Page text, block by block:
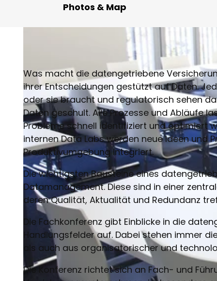
Photos & Map
Was macht die datengetriebene
ihrer Entscheidungen gestützt auf Daten.
oder sie braucht und regulatorisch sehen
Daten geschult. Alle Prozesse und Abläufe
Probleme schnell identifiziert und optimiert
internen Data Labs werden neue Ideen und
Produktivumgebung integriert.
Die wichtigsten Bausteine eines
Datamanagement. Diese sind in einer
deren Qualität, Aktualität und Redundanz
Die Fachkonferenz gibt Einblicke in die
Handlungsfelder auf. Dabei stehen immer
als auch aus organisatorischer und
Die Konferenz richtet sich an Fach- und